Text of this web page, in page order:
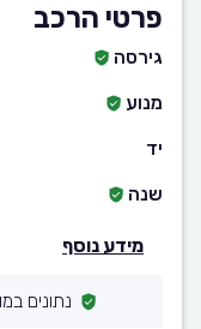
פרטי הרכב
גירסה
מנוע
יד
שנה
מידע נוסף
נתונים